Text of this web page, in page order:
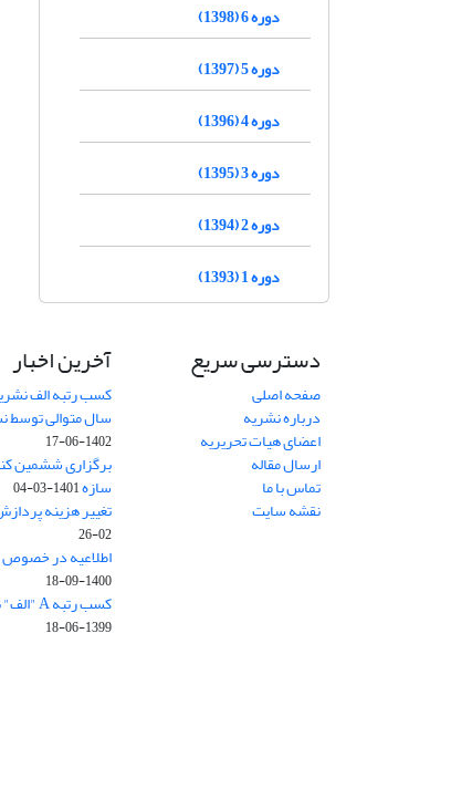
دوره 6 (1398)
دوره 5 (1397)
دوره 4 (1396)
دوره 3 (1395)
دوره 2 (1394)
دوره 1 (1393)
دسترسی سریع
صفحه اصلی
درباره نشریه
اعضای هیات تحریریه
ارسال مقاله
تماس با ما
نقشه سایت
آخرین اخبار
کسب رتبه الف
سال متوالی
1402-06-17
برگزاری ششمین
سازه1401-03-04
تغییر هزینه
02-26
اطلاعیه در خصوص
1400-09-18
کسب رتبه A "الف" نشریه مهندسی سازه و ساخت
1399-06-18